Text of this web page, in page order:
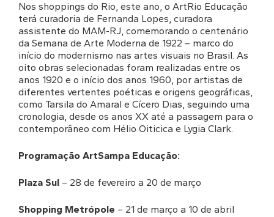
Nos shoppings do Rio, este ano, o ArtRio Educação
terá curadoria de Fernanda Lopes, curadora
assistente do MAM-RJ, comemorando o centenário
da Semana de Arte Moderna de 1922 – marco do
início do modernismo nas artes visuais no Brasil. As
oito obras selecionadas foram realizadas entre os
anos 1920 e o início dos anos 1960, por artistas de
diferentes vertentes poéticas e origens geográficas,
como Tarsila do Amaral e Cícero Dias, seguindo uma
cronologia, desde os anos XX até a passagem para o
contemporâneo com Hélio Oiticica e Lygia Clark.
Programação ArtSampa Educação:
Plaza Sul – 28 de fevereiro a 20 de março
Shopping Metrópole – 21 de março a 10 de abril